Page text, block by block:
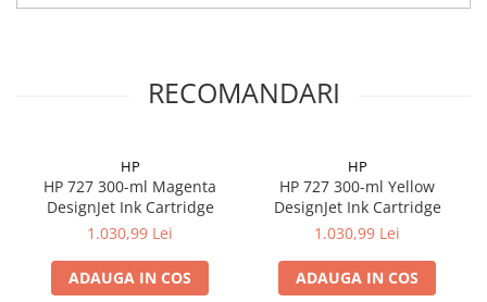
RECOMANDARI
HP
HP 727 300-ml Magenta
DesignJet Ink Cartridge
1.030,99 Lei
ADAUGA IN COS
HP
HP 727 300-ml Yellow
DesignJet Ink Cartridge
1.030,99 Lei
ADAUGA IN COS